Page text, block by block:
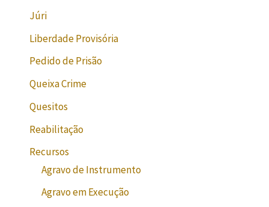
Júri
Liberdade Provisória
Pedido de Prisão
Queixa Crime
Quesitos
Reabilitação
Recursos
Agravo de Instrumento
Agravo em Execução